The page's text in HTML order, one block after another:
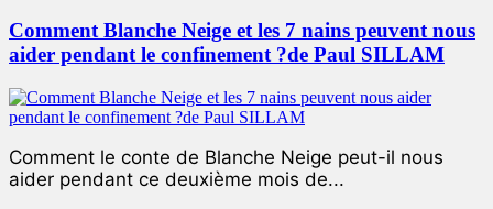
Comment Blanche Neige et les 7 nains peuvent nous
aider pendant le confinement ?de Paul SILLAM
Comment le conte de Blanche Neige peut-il nous
aider pendant ce deuxième mois de...